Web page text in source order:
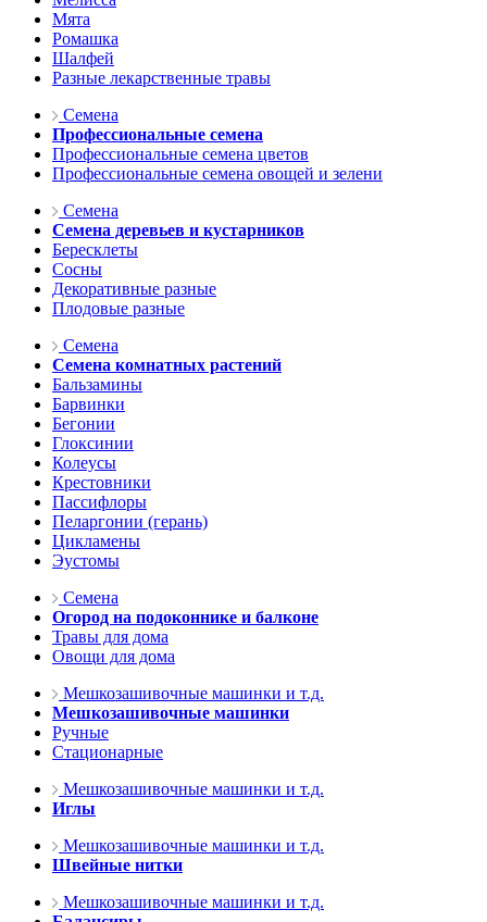
Мята
Ромашка
Шалфей
Разные лекарственные травы
Семена
Профессиональные семена
Профессиональные семена цветов
Профессиональные семена овощей и зелени
Семена
Семена деревьев и кустарников
Бересклеты
Сосны
Декоративные разные
Плодовые разные
Семена
Семена комнатных растений
Бальзамины
Барвинки
Бегонии
Глоксинии
Колеусы
Крестовники
Пассифлоры
Пеларгонии (герань)
Цикламены
Эустомы
Семена
Огород на подоконнике и балконе
Травы для дома
Овощи для дома
Мешкозашивочные машинки и т.д.
Мешкозашивочные машинки
Ручные
Стационарные
Мешкозашивочные машинки и т.д.
Иглы
Мешкозашивочные машинки и т.д.
Швейные нитки
Мешкозашивочные машинки и т.д.